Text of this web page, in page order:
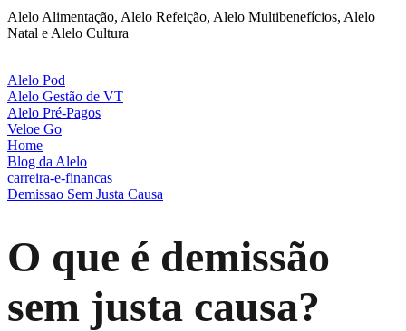
Alelo Alimentação, Alelo Refeição, Alelo Multibenefícios, Alelo
Natal e Alelo Cultura
Alelo Pod
Alelo Gestão de VT
Alelo Pré-Pagos
Veloe Go
Home
Blog da Alelo
carreira-e-financas
Demissao Sem Justa Causa
O que é demissão
sem justa causa?